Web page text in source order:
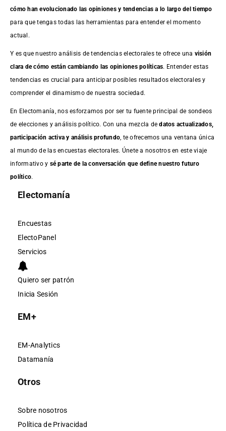
cómo han evolucionado las opiniones y tendencias a lo largo del tiempo
para que tengas todas las herramientas para entender el momento
actual.
Y es que nuestro análisis de tendencias electorales te ofrece una visión
clara de cómo están cambiando las opiniones políticas. Entender estas
tendencias es crucial para anticipar posibles resultados electorales y
comprender el dinamismo de nuestra sociedad.
En Electomanía, nos esforzamos por ser tu fuente principal de sondeos
de elecciones y análisis político. Con una mezcla dedatos actualizados,
participación activa y análisis profundo , te ofrecemos una ventana única
al mundo de las encuestas electorales. Únete a nosotros en este viaje
informativo y sé parte de la conversación que define nuestro futuro
político.
Electomanía
Encuestas
ElectoPanel
Servicios
Quiero ser patrón
Inicia Sesión
EM+
EM-Analytics
Datamanía
Otros
Sobre nosotros
Política de Privacidad